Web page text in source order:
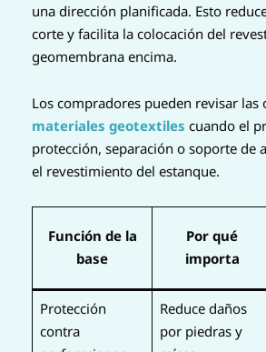
una dirección planificada. Esto
corte y facilita la colocación del
geomembrana encima.
Los compradores pueden revisar las
materiales geotextiles cuando el
protección, separación o soporte de
el revestimiento del estanque.
Función de la
base
Por qué
importa
Protección
contra
Reduce daños
por piedras y